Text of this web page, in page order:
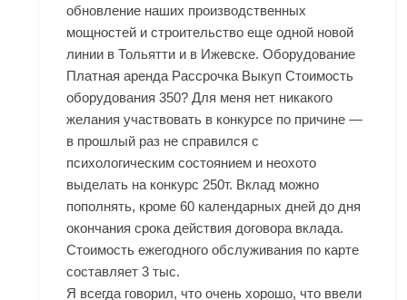
обновление наших производственных
мощностей и строительство еще одной новой
линии в Тольятти и в Ижевске. Оборудование
Платная аренда Рассрочка Выкуп Стоимость
оборудования 350? Для меня нет никакого
желания участвовать в конкурсе по причине —
в прошлый раз не справился с
психологическим состоянием и неохото
выделать на конкурс 250т. Вклад можно
пополнять, кроме 60 календарных дней до дня
окончания срока действия договора вклада.
Стоимость ежегодного обслуживания по карте
составляет 3 тыс.
Я всегда говорил, что очень хорошо, что ввели